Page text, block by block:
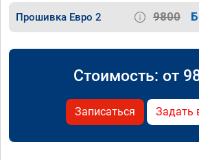
Прошивка Евро 2 9800
Стоимость: от
Записаться Задать